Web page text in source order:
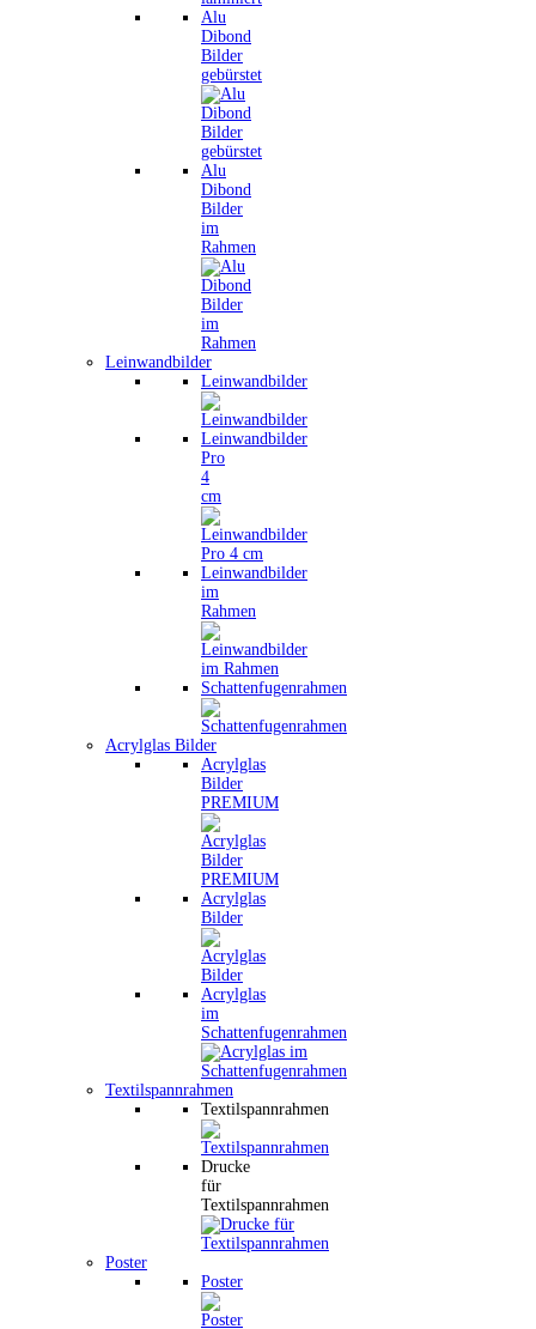
Alu
Dibond
Bilder
gebürstet
Alu
Dibond
Bilder
im
Rahmen
Leinwandbilder
Leinwandbilder
Leinwandbilder
Pro
4
cm
Leinwandbilder
im
Rahmen
Schattenfugenrahmen
Acrylglas Bilder
Acrylglas
Bilder
PREMIUM
Acrylglas
Bilder
Acrylglas
im
Schattenfugenrahmen
Textilspannrahmen
Textilspannrahmen
Drucke
für
Textilspannrahmen
Poster
Poster